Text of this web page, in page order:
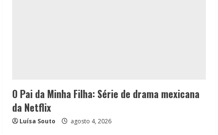
O Pai da Minha Filha: Série de drama mexicana
da Netflix
Luísa Souto agosto 4, 2026